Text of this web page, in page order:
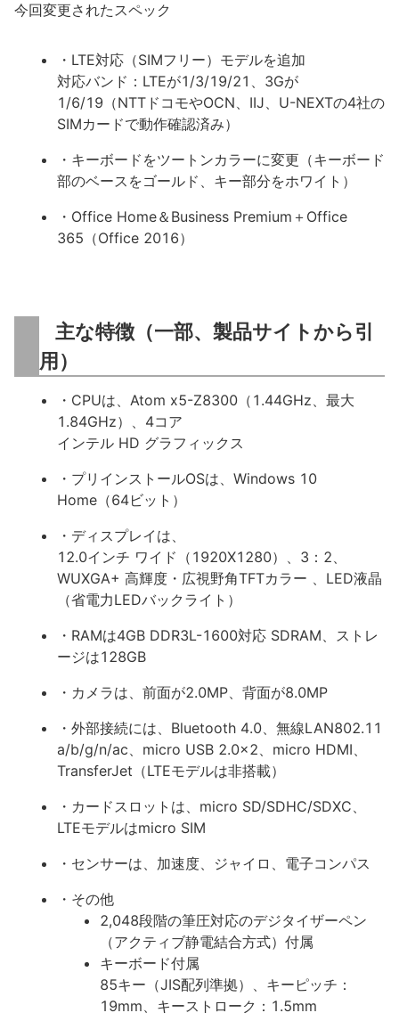
今回変更されたスペック
・LTE対応（SIMフリー）モデルを追加
対応バンド：LTEが1/3/19/21、3Gが
1/6/19（NTTドコモやOCN、IIJ、U-NEXTの4社の
SIMカードで動作確認済み）
・キーボードをツートンカラーに変更（キーボード
部のベースをゴールド、キー部分をホワイト）
・Office Home＆Business Premium＋Office
365（Office 2016）
主な特徴（一部、製品サイトから引
用）
・CPUは、Atom x5-Z8300（1.44GHz、最大
1.84GHz）、4コア
インテル HD グラフィックス
・プリインストールOSは、Windows 10
Home（64ビット）
・ディスプレイは、
12.0インチ ワイド（1920X1280）、3：2、
WUXGA+ 高輝度・広視野角TFTカラー 、LED液晶
（省電力LEDバックライト）
・RAMは4GB DDR3L-1600対応 SDRAM、ストレ
ージは128GB
・カメラは、前面が2.0MP、背面が8.0MP
・外部接続には、Bluetooth 4.0、無線LAN802.11
a/b/g/n/ac、micro USB 2.0x2、micro HDMI、
TransferJet（LTEモデルは非搭載）
・カードスロットは、micro SD/SDHC/SDXC、
LTEモデルはmicro SIM
・センサーは、加速度、ジャイロ、電子コンパス
・その他
2,048段階の筆圧対応のデジタイザーペン
（アクティブ静電結合方式）付属
キーボード付属
85キー（JIS配列準拠）、キーピッチ：
19mm、キーストローク：1.5mm